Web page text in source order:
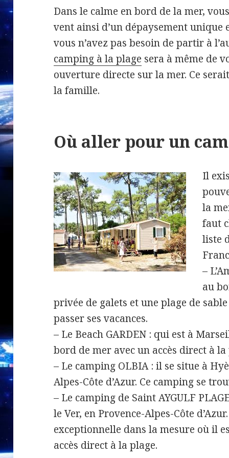
Dans le calme en bord de la mer,
vent ainsi d’un dépaysement unique
vous n’avez pas besoin de partir à
camping à la plage sera à même de
ouverture directe sur la mer. Ce
la famille.
Où aller pour un
Il
la
faut
liste
–
au
privée de galets et une plage de
passer ses vacances.
– Le Beach GARDEN : qui est à
bord de mer avec un accès direct à la
– Le camping OLBIA : il se situe à
Alpes-Côte d’Azur. Ce camping se
– Le camping de Saint AYGULF
le Ver, en Provence-Alpes-Côte
exceptionnelle dans la mesure où il
accès direct à la plage.